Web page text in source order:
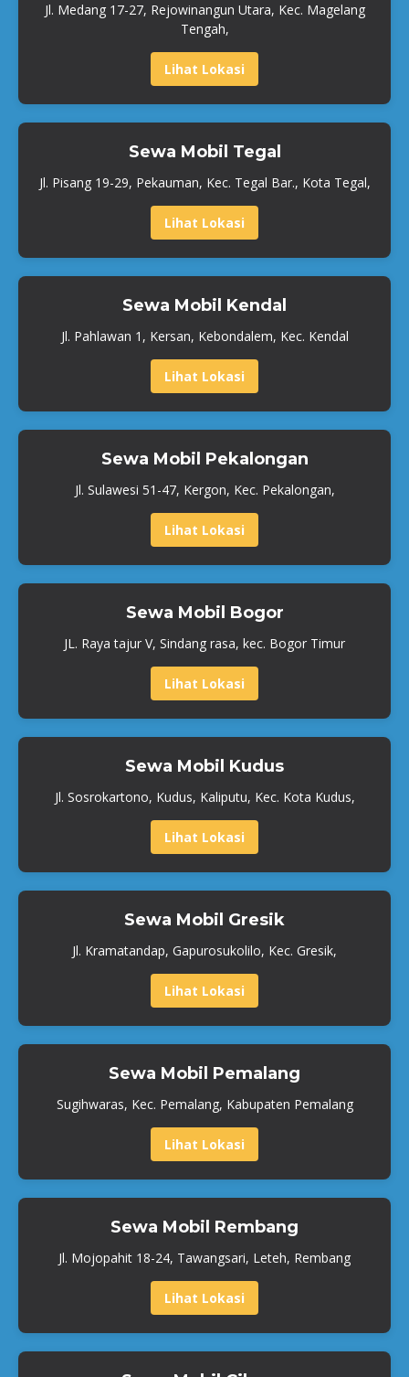
Jl. Medang 17-27, Rejowinangun Utara, Kec. Magelang
Tengah,
Lihat Lokasi
Sewa Mobil Tegal
Jl. Pisang 19-29, Pekauman, Kec. Tegal Bar., Kota Tegal,
Lihat Lokasi
Sewa Mobil Kendal
Jl. Pahlawan 1, Kersan, Kebondalem, Kec. Kendal
Lihat Lokasi
Sewa Mobil Pekalongan
Jl. Sulawesi 51-47, Kergon, Kec. Pekalongan,
Lihat Lokasi
Sewa Mobil Bogor
JL. Raya tajur V, Sindang rasa, kec. Bogor Timur
Lihat Lokasi
Sewa Mobil Kudus
Jl. Sosrokartono, Kudus, Kaliputu, Kec. Kota Kudus,
Lihat Lokasi
Sewa Mobil Gresik
Jl. Kramatandap, Gapurosukolilo, Kec. Gresik,
Lihat Lokasi
Sewa Mobil Pemalang
Sugihwaras, Kec. Pemalang, Kabupaten Pemalang
Lihat Lokasi
Sewa Mobil Rembang
Jl. Mojopahit 18-24, Tawangsari, Leteh, Rembang
Lihat Lokasi